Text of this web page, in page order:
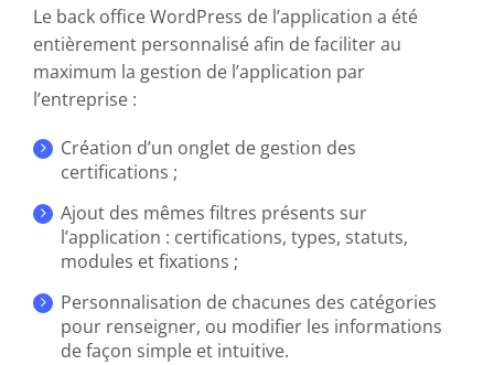
Le back office WordPress de l’application a été
entièrement personnalisé afin de faciliter au
maximum la gestion de l’application par
l’entreprise :
Création d’un onglet de gestion des
certifications ;
Ajout des mêmes filtres présents sur
l’application : certifications, types, statuts,
modules et fixations ;
Personnalisation de chacunes des catégories
pour renseigner, ou modifier les informations
de façon simple et intuitive.